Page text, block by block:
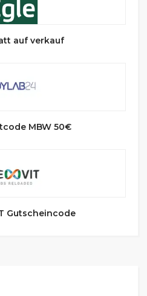
auf verkauf
MBW 50€
Gutscheincode